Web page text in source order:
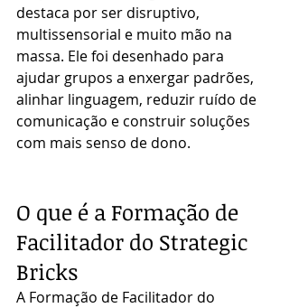
destaca por ser disruptivo,
multissensorial e muito mão na
massa. Ele foi desenhado para
ajudar grupos a enxergar padrões,
alinhar linguagem, reduzir ruído de
comunicação e construir soluções
com mais senso de dono.
O que é a Formação de
Facilitador do Strategic
Bricks
A Formação de Facilitador do